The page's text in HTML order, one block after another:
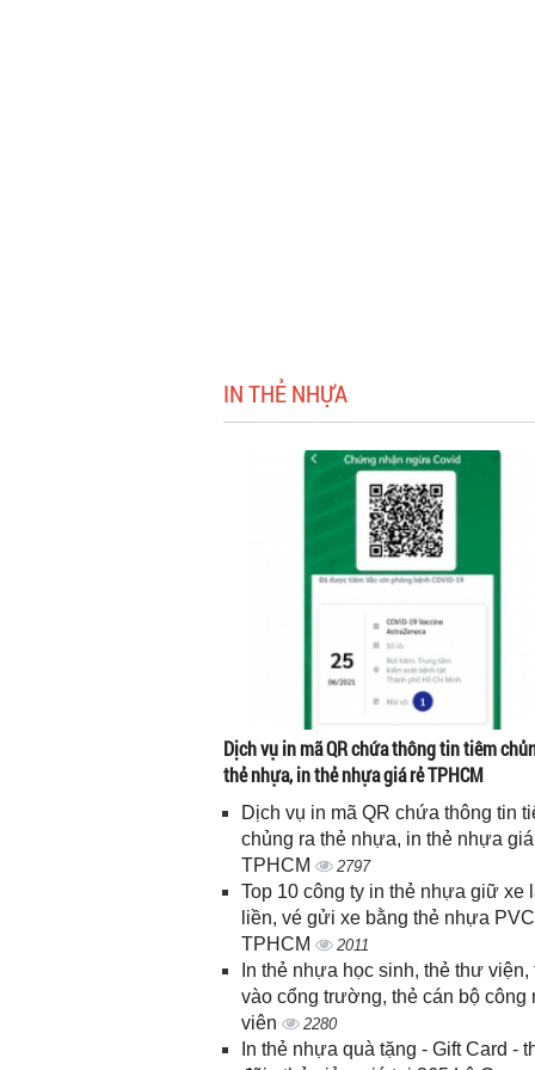
IN THẺ NHỰA
Dịch vụ in mã QR chứa thông tin tiêm
thẻ nhựa, in thẻ nhựa giá rẻ TPHCM
Dịch vụ in mã QR chứa thông tin
chủng ra thẻ nhựa, in thẻ nhựa
TPHCM
2797
Top 10 công ty in thẻ nhựa giữ xe
liền, vé gửi xe bằng thẻ nhựa PVC
TPHCM
2011
In thẻ nhựa học sinh, thẻ thư viện,
vào cổng trường, thẻ cán bộ công
viên
2280
In thẻ nhựa quà tặng - Gift Card -